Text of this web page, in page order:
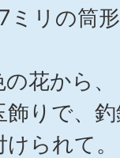
ミリの筒
の花から
りで、
られて。